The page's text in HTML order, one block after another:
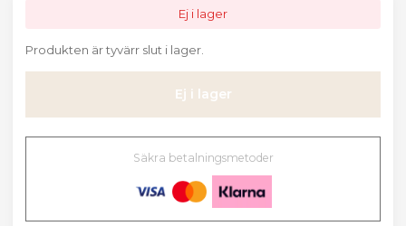
Ej i lager
Produkten är tyvärr slut i lager.
Ej i lager
Säkra betalningsmetoder